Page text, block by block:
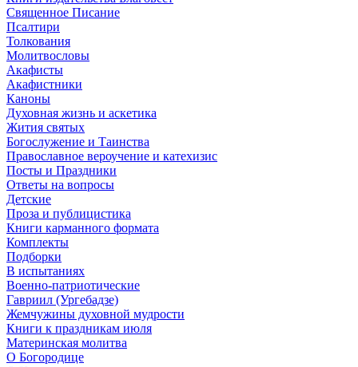
Священное Писание
Псалтири
Толкования
Молитвословы
Акафисты
Акафистники
Каноны
Духовная жизнь и аскетика
Жития святых
Богослужение и Таинства
Православное вероучение и катехизис
Посты и Праздники
Ответы на вопросы
Детские
Проза и публицистика
Книги карманного формата
Комплекты
Подборки
В испытаниях
Военно-патриотические
Гавриил (Ургебадзе)
Жемчужины духовной мудрости
Книги к праздникам июля
Материнская молитва
О Богородице